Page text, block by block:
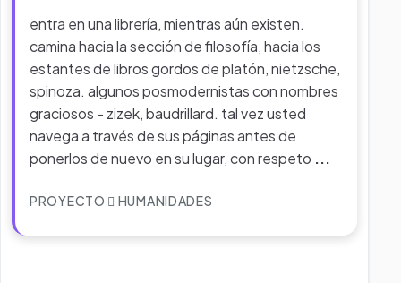
entra en una librería, mientras aún existen.
camina hacia la sección de filosofía, hacia los
estantes de libros gordos de platón, nietzsche,
spinoza. algunos posmodernistas con nombres
graciosos - zizek, baudrillard. tal vez usted
navega a través de sus páginas antes de
ponerlos de nuevo en su lugar, con respeto ...
PROYECTO HUMANIDADES